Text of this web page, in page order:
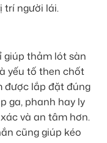
trí người lái.
giúp thảm lót sàn
yếu tố then chốt
được lắp đặt đúng
ga, phanh hay ly
và an tâm hơn.
cũng giúp kéo